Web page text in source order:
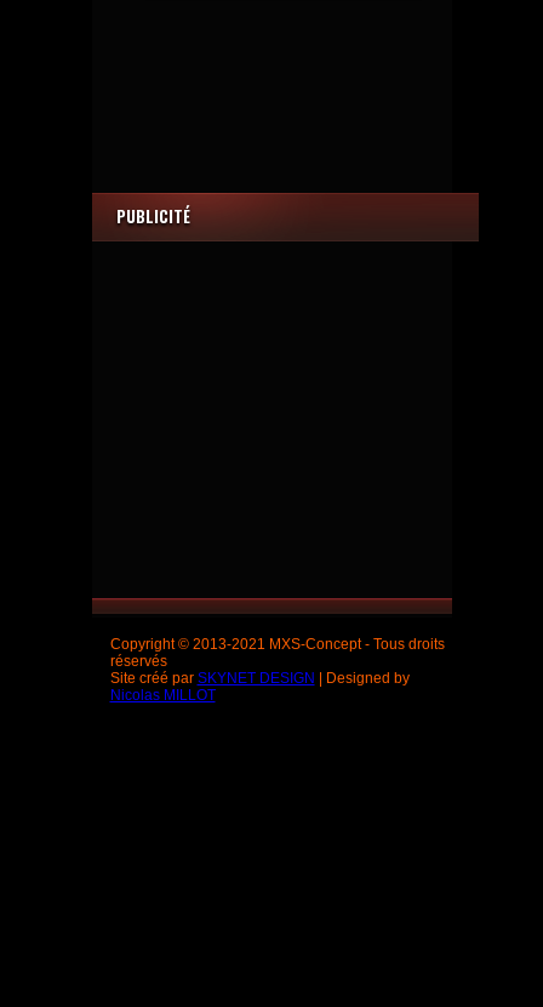
PUBLICITÉ
Copyright © 2013-2021 MXS-Concept - Tous droits
réservés
Site créé par SKYNET DESIGN
| Designed by
Nicolas MILLOT